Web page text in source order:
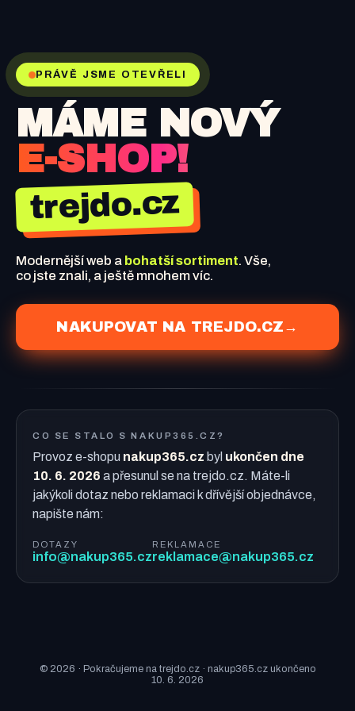
PRÁVĚ JSME OTEVŘELI
MÁME NOVÝ
E-SHOP!
trejdo.cz
Modernější web a bohatší sortiment. Vše,
co jste znali, a ještě mnohem víc.
NAKUPOVAT NA TREJDO.CZ →
CO SE STALO S NAKUP365.CZ?
Provoz e-shopu nakup365.cz byl ukončen dne
10. 6. 2026 a přesunul se na trejdo.cz. Máte-li
jakýkoli dotaz nebo reklamaci k dřívější objednávce,
napište nám:
DOTAZY
info@nakup365.cz
REKLAMACE
reklamace@nakup365.cz
© 2026 · Pokračujeme na trejdo.cz · nakup365.cz ukončeno
10. 6. 2026